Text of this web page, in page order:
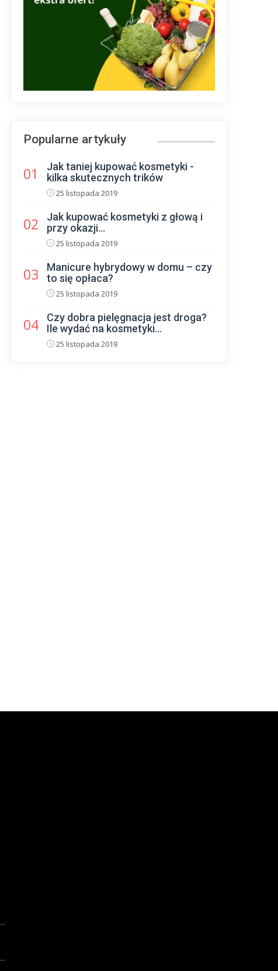
Popularne artykuły
01
Jak taniej kupować kosmetyki -
kilka skutecznych trików
25 listopada 2019
02
Jak kupować kosmetyki z głową i
przy okazji...
25 listopada 2019
03
Manicure hybrydowy w domu – czy
to się opłaca?
25 listopada 2019
04
Czy dobra pielęgnacja jest droga?
Ile wydać na kosmetyki...
25 listopada 2019